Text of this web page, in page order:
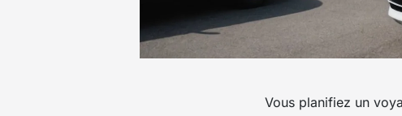
Vous planifiez un